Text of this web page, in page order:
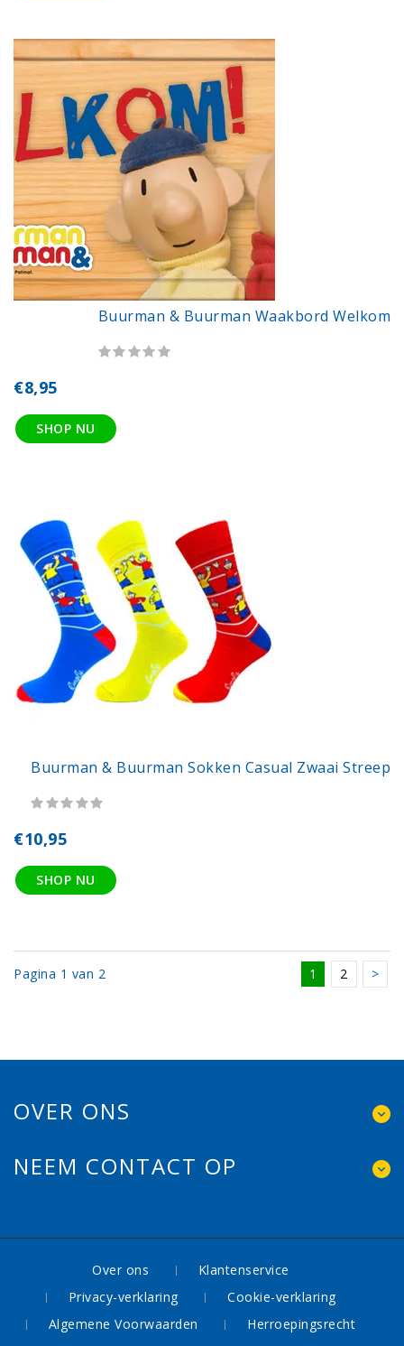
Buurman & Buurman Waakbord Welkom
€8,95
SHOP NU
Buurman & Buurman Sokken Casual Zwaai Streep
€10,95
SHOP NU
Pagina 1 van 2 1 2 >
OVER ONS
NEEM CONTACT OP
Over ons
Klantenservice
Privacy-verklaring
Cookie-verklaring
Algemene Voorwaarden
Herroepingsrecht